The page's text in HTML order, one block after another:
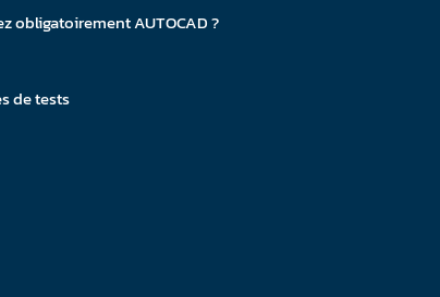
obligatoirement AUTOCAD ?
de tests